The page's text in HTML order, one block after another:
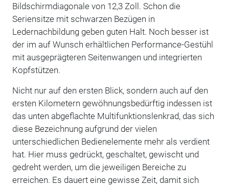
Bildschirmdiagonale von 12,3 Zoll. Schon die
Seriensitze mit schwarzen Bezügen in
Ledernachbildung geben guten Halt. Noch besser ist
der im auf Wunsch erhältlichen Performance-Gestühl
mit ausgeprägteren Seitenwangen und integrierten
Kopfstützen.
Nicht nur auf den ersten Blick, sondern auch auf den
ersten Kilometern gewöhnungsbedürftig indessen ist
das unten abgeflachte Multifunktionslenkrad, das sich
diese Bezeichnung aufgrund der vielen
unterschiedlichen Bedienelemente mehr als verdient
hat. Hier muss gedrückt, geschaltet, gewischt und
gedreht werden, um die jeweiligen Bereiche zu
erreichen. Es dauert eine gewisse Zeit, damit sich